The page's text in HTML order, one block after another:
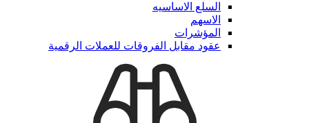
السلع الاساسيه
الاسهم
المؤشرات
عقود مقابل الفروقات للعملات الرقمية